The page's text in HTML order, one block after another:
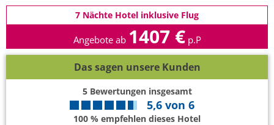
7 Nächte Hotel inklusive Flug
Angebote ab 1407 € p.P
Das sagen unsere Kunden
5Bewertungen insgesamt
5,6 von 6
100 % empfehlen dieses Hotel